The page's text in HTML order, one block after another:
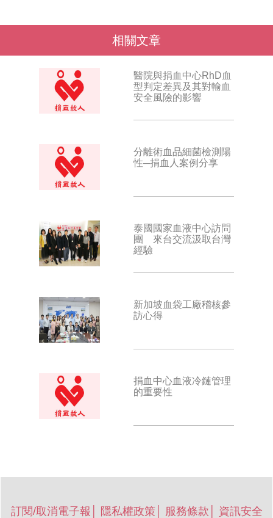
相關文章
醫院與捐血中心RhD血
型判定差異及其對輸血
安全風險的影響
分離術血品細菌檢測陽
性─捐血人案例分享
泰國國家血液中心訪問
團 來台交流汲取台灣
經驗
新加坡血袋工廠稽核參
訪心得
捐血中心血液冷鏈管理
的重要性
訂閱/取消電子報 隱私權政策 服務條款
資訊安全